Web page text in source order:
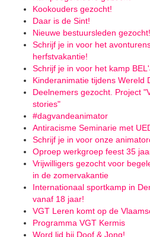
Kookouders gezocht!
Daar is de Sint!
Nieuwe bestuursleden gezocht!
Schrijf je in voor het
herfstvakantie!
Schrijf je in voor het kamp
Kinderanimatie tijdens Wereld
Deelnemers gezocht. Project
stories"
#dagvandeanimator
Antiracisme Seminarie met
Schrijf je in voor onze
Oproep werkgroep feest 35
Vrijwilligers gezocht voor
in de zomervakantie
Internationaal sportkamp in
vanaf 18 jaar!
VGT Leren komt op de
Programma VGT Kermis
Word lid bij Doof & Jong!